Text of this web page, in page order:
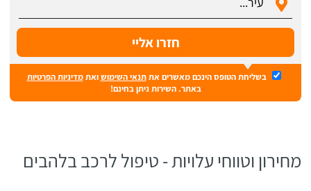
בשליחת הטופס הינכם מאשרים אתתנאי השימושואתמדיניות הפרטיות
באתר. השירות ניתן בחינם!
מחירון וטווחי עלויות - טיפול לרכב בלהבים